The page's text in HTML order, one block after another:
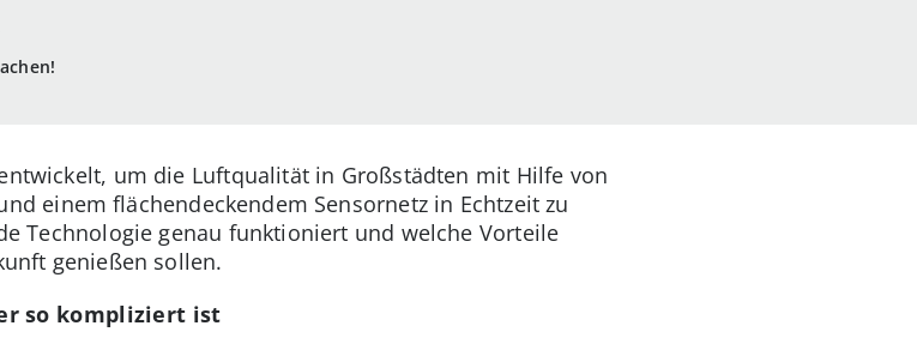
um die Luftqualität in Großstädten mit Hilfe von
einem flächendeckendem Sensornetz in Echtzeit zu
Technologie genau funktioniert und welche Vorteile
genießen sollen.
so kompliziert ist